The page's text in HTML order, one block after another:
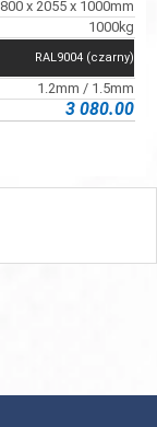
800 x 2055 x 1000mm
1000kg
RAL9004 (czarny)
1.2mm / 1.5mm
3 080.00